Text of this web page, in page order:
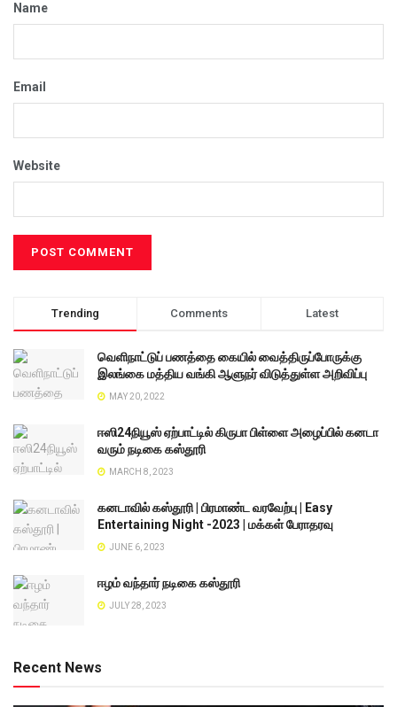
Name
Email
Website
Trending Comments Latest
வெளிநாட்டுப் பணத்தை கையில் வைத்திருப்போருக்கு
இலங்கை மத்திய வங்கி ஆளுநர் விடுத்துள்ள அறிவிப்பு
MAY 20, 2022
ஈஸி24நியூஸ் ஏற்பாட்டில் கிருபா பிள்ளை அழைப்பில் கனடா
வரும் நடிகை கஸ்தூரி
MARCH 8, 2023
கனடாவில் கஸ்தூரி | பிரமாண்ட வரவேற்பு | Easy
Entertaining Night -2023 | மக்கள் பேராதரவு
JUNE 6, 2023
ஈழம் வந்தார் நடிகை கஸ்தூரி
JULY 28, 2023
Recent News